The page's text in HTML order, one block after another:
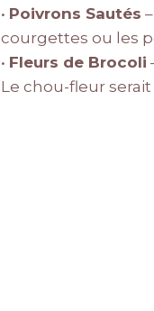
• Poivrons Sautés
courgettes ou les
• Fleurs de Brocoli
Le chou-fleur